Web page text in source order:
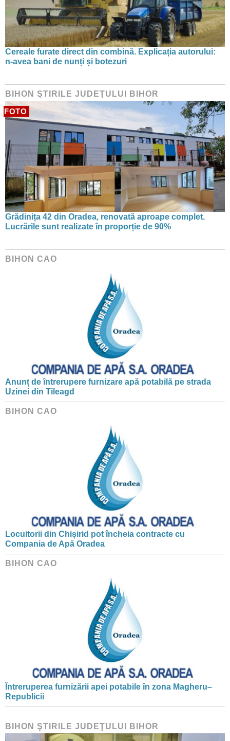
Cereale furate direct din combină. Explicația autorului:
n-avea bani de nunți și botezuri
BIHON ŞTIRILE JUDEŢULUI BIHOR
FOTO
Grădinița 42 din Oradea, renovată aproape complet.
Lucrările sunt realizate în proporție de 90%
BIHON CAO
Anunț de întrerupere furnizare apă potabilă pe strada
Uzinei din Tileagd
BIHON CAO
Locuitorii din Chișirid pot încheia contracte cu
Compania de Apă Oradea
BIHON CAO
Întreruperea furnizării apei potabile în zona Magheru–
Republicii
BIHON ŞTIRILE JUDEŢULUI BIHOR